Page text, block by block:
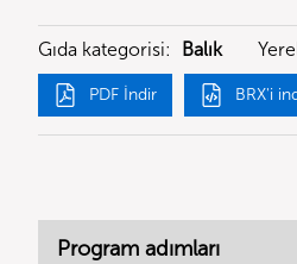
Gıda kategorisi: Balık
PDF İndir BRX'i
Program adımları